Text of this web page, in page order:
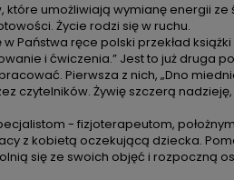
które umożliwiają wymianę energii
Życie rodzi się w ruchu.
Państwa ręce polski przekład
i ćwiczenia.” Jest to już druga
Pierwsza z nich, „Dno
czytelników. Żywię szczerą
- fizjoterapeutom,
z kobietą oczekującą dziecka.
się ze swoich objęć i rozpoczną